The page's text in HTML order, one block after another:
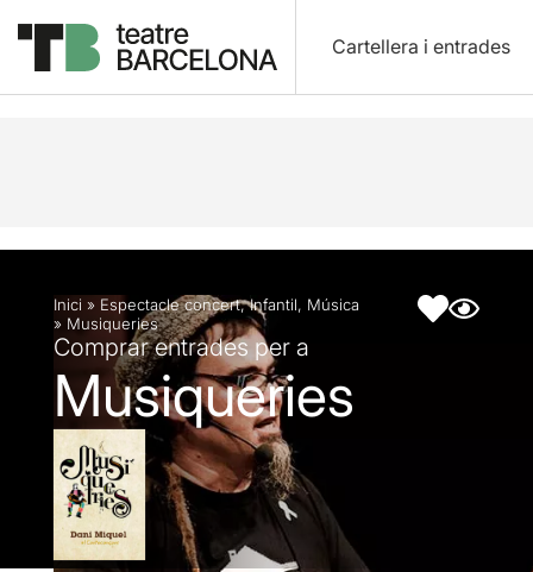
Cartellera i entrades
Descripció Fitxa artística
Inici » Espectacle concert,Infantil, Música
» Musiqueries
Comprar entrades per a
Musiqueries